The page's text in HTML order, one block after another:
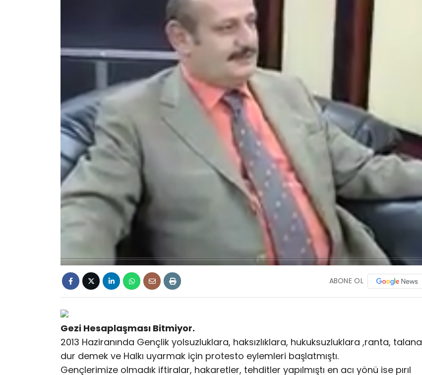
ABONE OL
Gezi Hesaplaşması Bitmiyor.
2013 Haziranında Gençlik yolsuzluklara, haksızlıklara, hukuksuzluklara ,ranta, talana
dur demek ve Halkı uyarmak için protesto eylemleri başlatmıştı.
Gençlerimize olmadık iftiralar, hakaretler, tehditler yapılmıştı en acı yönü ise pırıl